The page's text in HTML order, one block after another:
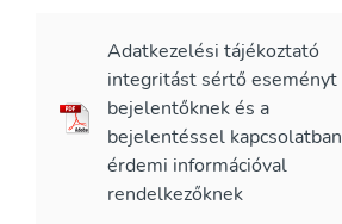
Adatkezelési tájékoztató
integritást sértő eseményt
bejelentőknek és a
bejelentéssel kapcsolatban
érdemi információval
rendelkezőknek